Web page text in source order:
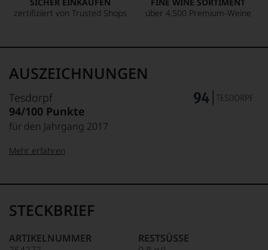
zertifiziert von Trusted Shops
über 4.500 Premium-Weine
AUSZEICHNUNGEN
Tesdorpf
94/100 Punkte
für den Jahrgang 2017
95–98 Punkte:
Name
Tesdorpf
für
Mehr erfahren
STECKBRIEF
ARTIKELNUMMER
RESTSÜSSE